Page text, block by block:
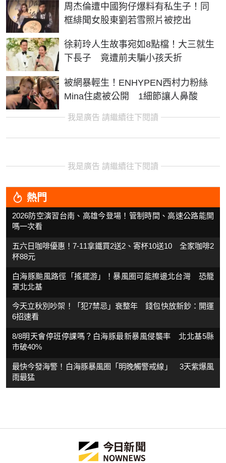
周杰倫遭中國狗仔爆料有私生子！同
框緋聞女股東劉若雪照片被挖出
徐莉玲人生故事宛如8點檔！大三就生
下長子 竟遭前夫騙小孩夭折
被網暴輕生！ENHYPEN西村力粉絲
Mina住處被公開 1細節讓人鼻酸
我是廣告 請繼續往下閱讀
我是廣告 請繼續往下閱讀
熱門
2026防空演習台南、高雄今登場！管制時間、高速公路能開
嗎一次看
五六日咖啡優惠！7-11拿鐵買2送2、寄杯10送10 全家咖啡2
杯88元
白海豚颱風路徑「搖擺游」！暴風圈可能擦邊北台灣 恐籠
罩北北基
今天立秋別吵架！「犯7禁忌」衰整年 錢包快放新鈔：開運
6招速看
8/8明天會停班停課嗎？白海豚最新暴風侵襲率 北北基5縣
市破40%
最快今發海警！白海豚暴風圈「明晚觸警戒線」 3天紫爆風
雨最猛